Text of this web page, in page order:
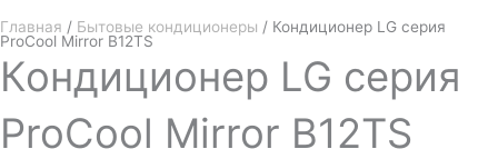
Главная / Бытовые кондиционеры / Кондиционер LG серия
ProCool Mirror B12TS
Кондиционер LG серия
ProCool Mirror B12TS